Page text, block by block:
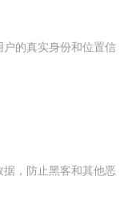
的真实身份和位置信
，防止黑客和其他恶